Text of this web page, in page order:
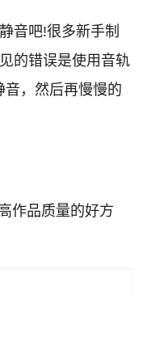
音吧!很多新手制
的错误是使用音轨
，然后再慢慢的
作品质量的好方